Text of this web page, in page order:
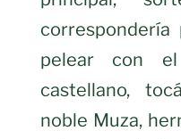
pelear con
castellano,
noble Muza,